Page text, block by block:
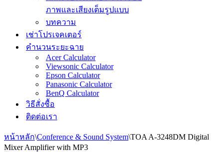
ภาพและเสียงเต็มรูปแบบ
บทความ
เช่าโปรเจคเตอร์
คำนวนระยะฉาย
Acer Calculator
Viewsonic Calculator
Epson Calculator
Panasonic Calculator
BenQ Calculator
วิธีสั่งซื้อ
ติดต่อเรา
หน้าหลัก\Conference & Sound System\TOA A-3248DM Digital
Mixer Amplifier with MP3